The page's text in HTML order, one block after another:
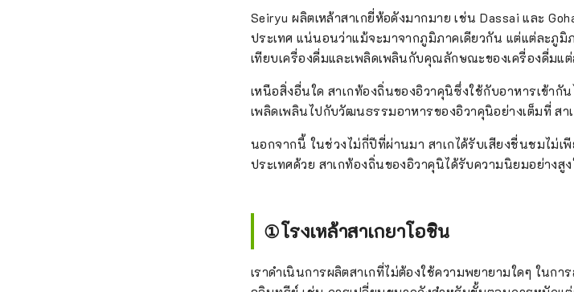
Seiryu ผลิตเหล้าสาเกยี่ห้อดังมากมาย เช่น Dassai และ
ประเทศ แน่นอนว่าแม้จะมาจากภูมิภาคเดียวกัน แต่แต่ละภู
เทียบเครื่องดื่มและเพลิดเพลินกับคุณลักษณะของเครื่องดื่มแ
เหนือสิ่งอื่นใด สาเกท้องถิ่นของอิวาคุนิซึ่งใช้กับอาหารเข้ากั
เพลิดเพลินไปกับวัฒนธรรมอาหารของอิวาคุนิอย่างเต็มที่ ส
นอกจากนี้ ในช่วงไม่กี่ปีที่ผ่านมา สาเกได้รับเสียงชื่นชมไม่
ประเทศด้วย สาเกท้องถิ่นของอิวาคุนิได้รับความนิยมอย่างสู
①โรงเหล้าสาเกยาโอชิน
เราดำเนินการผลิตสาเกที่ไม่ต้องใช้ความพยายามใดๆ ในก